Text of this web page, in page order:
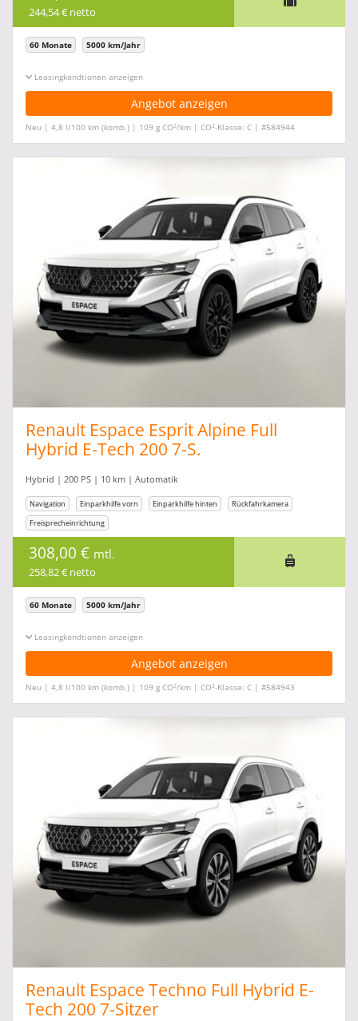
244,54 € netto
60 Monate 5000 km/Jahr
Leasingkonditionen ein-/ausblenden
Angebot anzeigen
Neu | 4,8 l/100 km (komb.) | 109 g CO2/km | CO2-Klasse: C | #584944
Renault Espace Esprit Alpine Full
Hybrid E-Tech 200 7-S.
Hybrid | 200 PS | 10 km | Automatik
Navigation Einparkhilfe vorn Einparkhilfe hinten
Rückfahrkamera
Freisprecheinrichtung
308,00 € mtl.
258,82 € netto
60 Monate 5000 km/Jahr
Leasingkonditionen ein-/ausblenden
Angebot anzeigen
Neu | 4,8 l/100 km (komb.) | 109 g CO2/km | CO2-Klasse: C | #584943
Renault Espace Techno Full Hybrid E-
Tech 200 7-Sitzer